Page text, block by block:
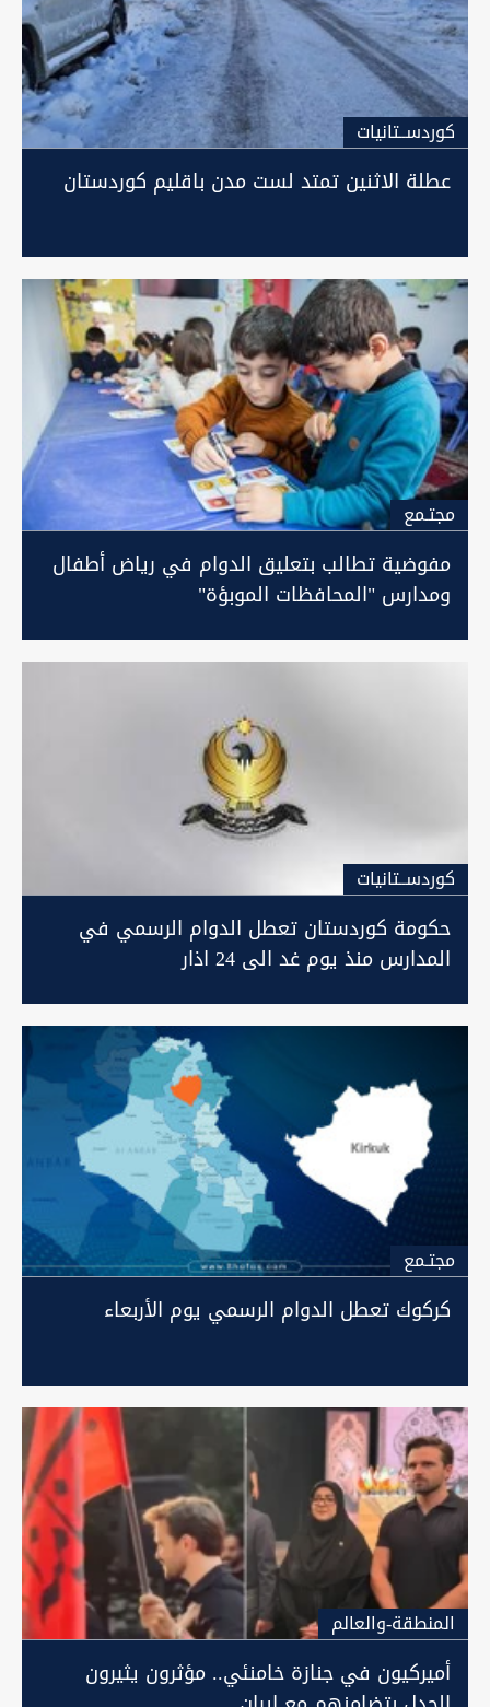
كوردســتانيات
عطلة الاثنين تمتد لست مدن باقليم كوردستان
مجتـمع
مفوضية تطالب بتعليق الدوام في رياض أطفال
ومدارس "المحافظات الموبؤة"
كوردســتانيات
حكومة كوردستان تعطل الدوام الرسمي في
المدارس منذ يوم غد الى 24 اذار
مجتـمع
كركوك تعطل الدوام الرسمي يوم الأربعاء
المنطقة-والعالم
أميركيون في جنازة خامنئي.. مؤثرون يثيرون